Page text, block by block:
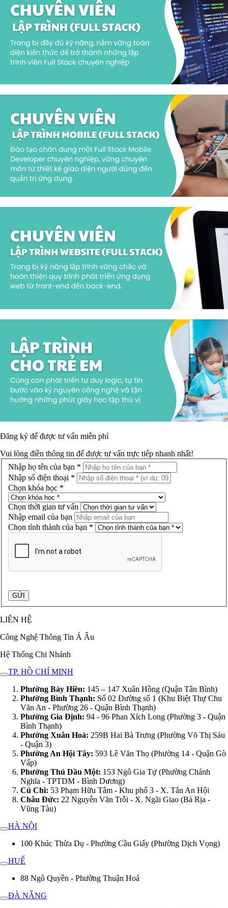
Đăng ký để được tư vấn miễn phí
Vui lòng điền thông tin để được tư vấn trực tiếp nhanh nhất!
Nhập họ tên của bạn *
Nhập số điện thoại *
Chọn khóa học *
Chọn thời gian tư vấn
Nhập email của bạn
Chọn tỉnh thành của bạn *
LIÊN HỆ
Công Nghệ Thông Tin Á Âu
Hệ Thống Chi Nhánh
TP. HỒ CHÍ MINH
Phường Bảy Hiền: 145 – 147 Xuân Hồng (Quận Tân Bình)
Phường Bình Thạnh: Số 02 Đường số 1 (Khu Biệt Thự Chu
Văn An - Phường 26 - Quận Bình Thạnh)
Phường Gia Định: 94 - 96 Phan Xích Long (Phường 3 - Quận
Bình Thạnh)
Phường Xuân Hoà: 259B Hai Bà Trưng (Phường Võ Thị Sáu
- Quận 3)
Phường An Hội Tây: 593 Lê Văn Thọ (Phường 14 - Quận Gò
Vấp)
Phường Thủ Dầu Một: 153 Ngô Gia Tự (Phường Chánh
Nghĩa - TPTDM - Bình Dương)
Củ Chi: 53 Phạm Hữu Tâm - Khu phố 3 - X. Tân An Hội
Châu Đức: 22 Nguyễn Văn Trỗi - X. Ngãi Giao (Bà Rịa -
Vũng Tàu)
HÀ NỘI
100 Khúc Thừa Dụ - Phường Cầu Giấy (Phường Dịch Vọng)
HUẾ
88 Ngô Quyền - Phường Thuận Hoá
ĐÀ NẴNG